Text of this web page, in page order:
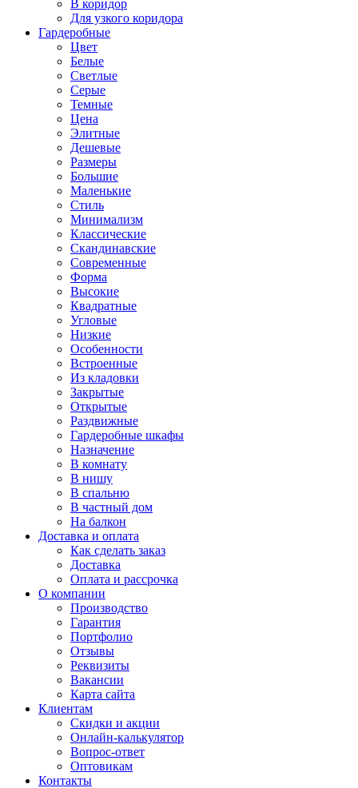
В коридор
Для узкого коридора
Гардеробные
Цвет
Белые
Светлые
Серые
Темные
Цена
Элитные
Дешевые
Размеры
Большие
Маленькие
Стиль
Минимализм
Классические
Скандинавские
Современные
Форма
Высокие
Квадратные
Угловые
Низкие
Особенности
Встроенные
Из кладовки
Закрытые
Открытые
Раздвижные
Гардеробные шкафы
Назначение
В комнату
В нишу
В спальню
В частный дом
На балкон
Доставка и оплата
Как сделать заказ
Доставка
Оплата и рассрочка
О компании
Производство
Гарантия
Портфолио
Отзывы
Реквизиты
Вакансии
Карта сайта
Клиентам
Скидки и акции
Онлайн-калькулятор
Вопрос-ответ
Оптовикам
Контакты